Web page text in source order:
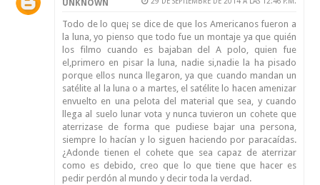
UNKNOWN
Todo de lo que¡ se dice de que los Americanos fueron a
la luna, yo pienso que todo fue un montaje ya que quién
los filmo cuando es bajaban del A polo, quien fue
el,primero en pisar la luna, nadie si,nadie la ha pisado
porque ellos nunca llegaron, ya que cuando mandan un
satélite al la luna o a martes, el satélite lo hacen amenizar
envuelto en una pelota del material que sea, y cuando
llega al suelo lunar vota y nunca tuvieron un cohete que
aterrizase de forma que pudiese bajar una persona,
siempre lo hacían y lo siguen haciendo por paracaídas.
¿Adonde tienen el cohete que sea capaz de aterrizar
como es debido, creo que lo que tiene que hacer es
pedir perdón al mundo y decir toda la verdad.